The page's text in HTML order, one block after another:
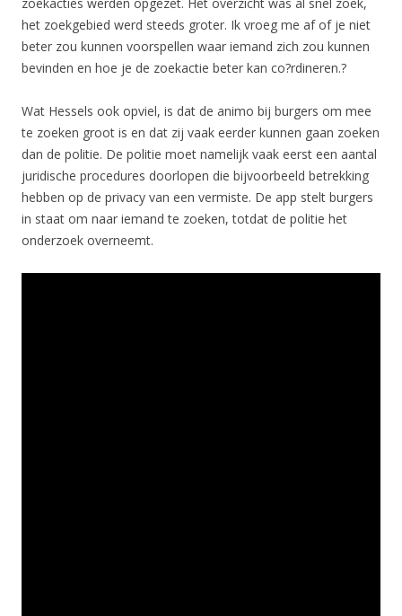
het zoekgebied werd steeds groter. Ik vroeg me af of je niet
beter zou kunnen voorspellen waar iemand zich zou kunnen
bevinden en hoe je de zoekactie beter kan co?rdineren.?
Wat Hessels ook opviel, is dat de animo bij burgers om mee
te zoeken groot is en dat zij vaak eerder kunnen gaan zoeken
dan de politie. De politie moet namelijk vaak eerst een aantal
juridische procedures doorlopen die bijvoorbeeld betrekking
hebben op de privacy van een vermiste. De app stelt burgers
in staat om naar iemand te zoeken, totdat de politie het
onderzoek overneemt.